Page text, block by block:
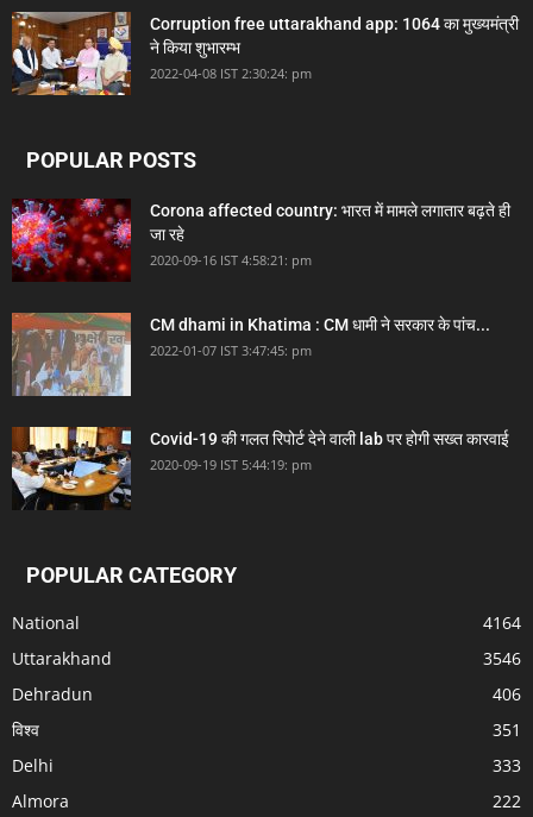
Corruption free uttarakhand app: 1064 का मुख्यमंत्री
ने किया शुभारम्भ
2022-04-08 IST 2:30:24: pm
POPULAR POSTS
Corona affected country: भारत में मामले लगातार बढ़ते ही
जा रहे
2020-09-16 IST 4:58:21: pm
CM dhami in Khatima : CM धामी ने सरकार के पांच...
2022-01-07 IST 3:47:45: pm
Covid-19 की गलत रिपोर्ट देने वाली lab पर होगी सख्त कारवाई
2020-09-19 IST 5:44:19: pm
POPULAR CATEGORY
National
4164
Uttarakhand
3546
Dehradun
406
विश्व
351
Delhi
333
Almora
222